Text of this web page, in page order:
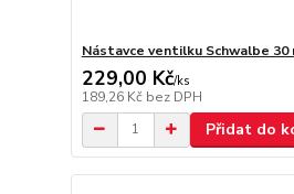
Nástavce ventilku Schwalbe 30
229,00 Kč/ks
189,26 Kč bez DPH
Přidat do